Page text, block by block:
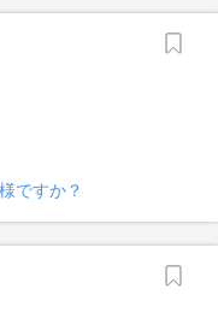
ですか？